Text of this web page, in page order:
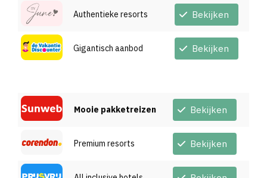
Authentieke resorts Bekijken
Gigantisch aanbod Bekijken
Mooie pakketreizen Bekijken
Premium resorts Bekijken